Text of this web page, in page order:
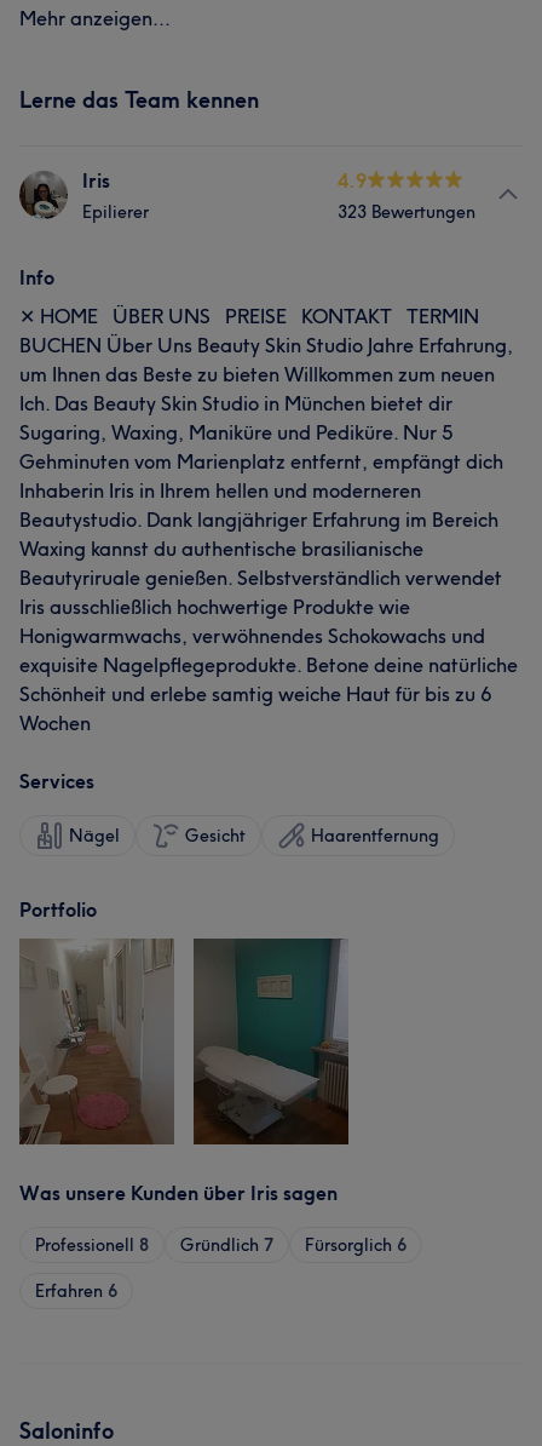
Mehr anzeigen...
Lerne das Team kennen
Iris
Epilierer
4.9
323 Bewertungen
Info
✕ HOME ÜBER UNS PREISE KONTAKT TERMIN
BUCHEN Über Uns Beauty Skin Studio Jahre Erfahrung,
um Ihnen das Beste zu bieten Willkommen zum neuen
Ich. Das Beauty Skin Studio in München bietet dir
Sugaring, Waxing, Maniküre und Pediküre. Nur 5
Gehminuten vom Marienplatz entfernt, empfängt dich
Inhaberin Iris in Ihrem hellen und moderneren
Beautystudio. Dank langjähriger Erfahrung im Bereich
Waxing kannst du authentische brasilianische
Beautyriruale genießen. Selbstverständlich verwendet
Iris ausschließlich hochwertige Produkte wie
Honigwarmwachs, verwöhnendes Schokowachs und
exquisite Nagelpflegeprodukte. Betone deine natürliche
Schönheit und erlebe samtig weiche Haut für bis zu 6
Wochen
Services
Nägel Gesicht Haarentfernung
Portfolio
Was unsere Kunden über Iris sagen
Professionell 8 Gründlich 7 Fürsorglich 6
Erfahren 6
Saloninfo